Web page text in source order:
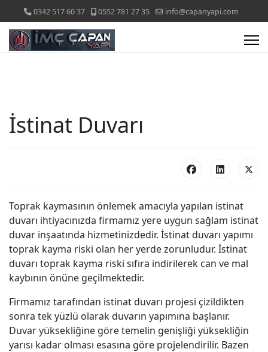
0342 517 60 37 0552 781 27 35 info@capanyapi.com
İstinat Duvarı
Toprak kaymasının önlemek amacıyla yapılan istinat
duvarı ihtiyacınızda firmamız yere uygun sağlam istinat
duvar inşaatında hizmetinizdedir. İstinat duvarı yapımı
toprak kayma riski olan her yerde zorunludur. İstinat
duvarı toprak kayma riski sıfıra indirilerek can ve mal
kaybının önüne geçilmektedir.
Firmamız tarafından istinat duvarı projesi çizildikten
sonra tek yüzlü olarak duvarın yapımına başlanır.
Duvar yüksekliğine göre temelin genişliği yüksekliğin
yarısı kadar olması esasına göre projelendirilir. Bazen